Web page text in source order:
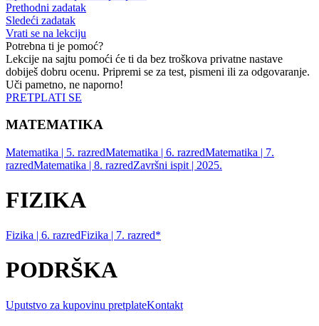
Prethodni zadatak
Sledeći zadatak
Vrati se na lekciju
Potrebna ti je pomoć?
Lekcije na sajtu pomoći će ti da bez troškova privatne nastave
dobiješ dobru ocenu. Pripremi se za test, pismeni ili za odgovaranje.
Uči pametno, ne naporno!
PRETPLATI SE
MATEMATIKA
Matematika | 5. razredMatematika | 6. razredMatematika | 7.
razredMatematika | 8. razredZavršni ispit | 2025.
FIZIKA
Fizika | 6. razredFizika | 7. razred*
PODRŠKA
Uputstvo za kupovinu pretplateKontakt